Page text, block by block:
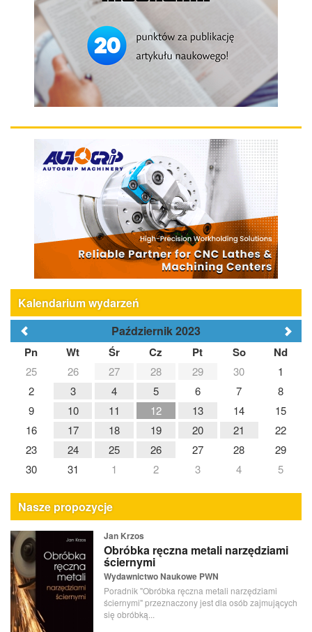
Kalendarium wydarzeń
Październik 2023
Pn Wt Śr Cz Pt So Nd
25 26 27 28 29 30
1
2
3 4 5 6 7
8
9
10 11 12 13 14
15
16
17 18 19 20 21
22
23
24 25 26 27 28
29
30
31 1 2 3 4 5
Nasze propozycje
Jan Krzos
Obróbka ręczna metali narzędziami
ściernymi
Wydawnictwo Naukowe PWN
Poradnik "Obróbka ręczna metali narzędziami
ściernymi" przeznaczony jest dla osób zajmujących
się obróbką...